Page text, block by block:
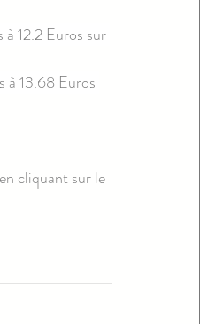
12.2 Euros sur
à 13.68 Euros
cliquant sur le